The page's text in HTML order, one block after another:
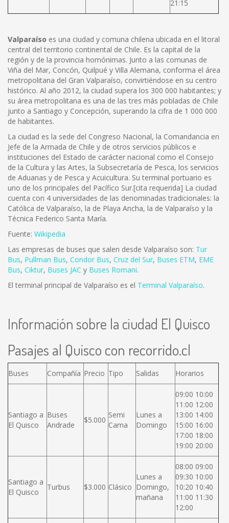
21:15
Valparaíso es una ciudad y comuna chilena ubicada en el litoral
central del territorio continental de Chile. Es la capital de la
región y de la provincia homónimas. Junto a las comunas de
Viña del Mar, Concón, Quilpué y Villa Alemana, conforma el área
metropolitana del Gran Valparaíso, convirtiéndose en su centro
histórico. Al año 2012, la ciudad supera los 300 000 habitantes; y
su área metropolitana es una de las tres más pobladas de Chile
junto a Santiago y Concepción, superando la cifra de 1 000 000
de habitantes.
La ciudad es la sede del Congreso Nacional, la Comandancia en
Jefe de la Armada de Chile y de otros servicios públicos e
instituciones del Estado de carácter nacional como el Consejo
de la Cultura y las Artes, la Subsecretaría de Pesca, los servicios
de Aduanas y de Pesca y Acuicultura. Su terminal portuario es
uno de los principales del Pacífico Sur.[cita requerida] La ciudad
cuenta con 4 universidades de las denominadas tradicionales: la
Católica de Valparaíso, la de Playa Ancha, la de Valparaíso y la
Técnica Federico Santa María.
Fuente: Wikipedia
Las empresas de buses que salen desde Valparaíso son: Tur
Bus, Pullman Bus, Condor Bus, Cruz del Sur, Buses ETM, EME
Bus, Ciktur, Buses JAC y Buses Romani.
El terminal principal de Valparaíso es el Terminal Valparaíso.
Información sobre la ciudad El Quisco
Pasajes al Quisco con recorrido.cl
Buses Compañía Precio Tipo Salidas Horarios
Santiago a
El Quisco
Buses
Andrade
$5.000
Semi
Cama
Lunes a
Domingo
09:00 10:00
11:00 12:00
13:00 14:00
15:00 16:00
17:00 18:00
19:00 20:00
Santiago a
El Quisco
Turbus $3.000 Clásico
Lunes a
Domingo,
mañana
08:00 09:00
09:30 10:00
10:20 10:40
11:00 11:30
12:00